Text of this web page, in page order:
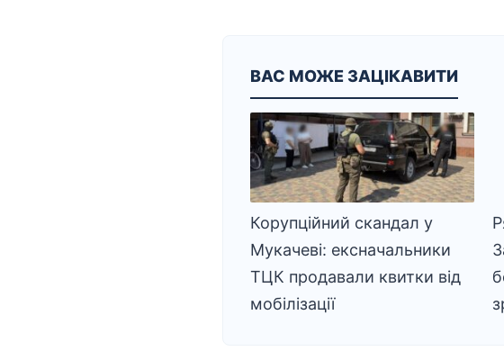
ВАС МОЖЕ ЗАЦІКАВИТИ
Корупційний скандал у
Мукачеві: ексначальники
ТЦК продавали квитки від
мобілізації